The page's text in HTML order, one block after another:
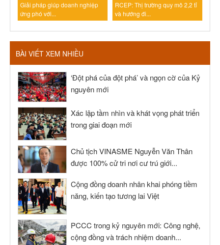
Giải pháp giúp doanh nghiệp
ứng phó với...
RCEP: Thị trường quy mô 2,2 tỉ
và hướng đi...
BÀI VIẾT XEM NHIỀU
‘Đột phá của đột phá’ và ngọn cờ của Kỷ
nguyên mới
Xác lập tầm nhìn và khát vọng phát triển
trong giai đoạn mới
Chủ tịch VINASME Nguyễn Văn Thân
được 100% cử tri nơi cư trú giới...
Cộng đồng doanh nhân khai phóng tiềm
năng, kiến tạo tương lai Việt
PCCC trong kỷ nguyên mới: Công nghệ,
cộng đồng và trách nhiệm doanh...